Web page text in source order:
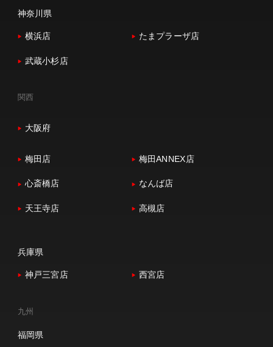
神奈川県
横浜店 たまプラーザ店
武蔵小杉店
関西
大阪府
梅田店 梅田ANNEX店
心斎橋店 なんば店
天王寺店 高槻店
兵庫県
神戸三宮店 西宮店
九州
福岡県